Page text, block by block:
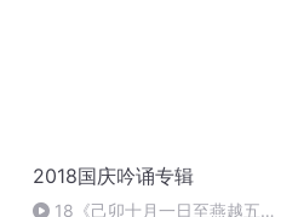
2018国庆吟诵专辑
18《己卯十月一日至燕越五